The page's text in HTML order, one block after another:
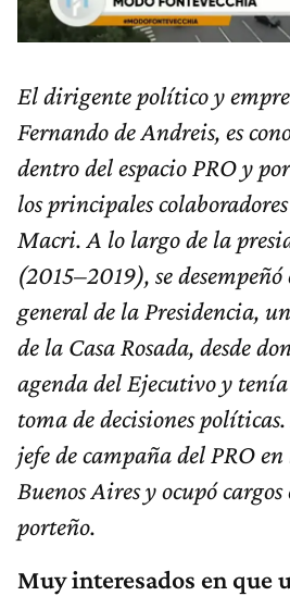
El dirigente político y
Fernando de Andreis, es
dentro del espacio PRO y
los principales
Macri. A lo largo de la
(2015–2019), se
general de la Presidencia,
de la Casa Rosada, desde
agenda del Ejecutivo y
toma de decisiones políticas.
jefe de campaña del PRO
Buenos Aires y ocupó
porteño.
Muy interesados en que